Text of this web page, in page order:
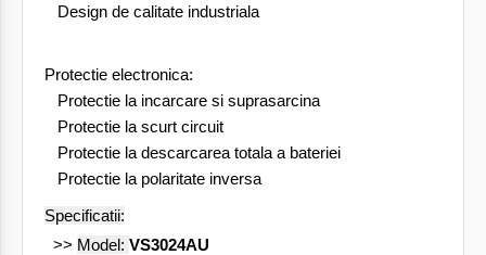
Design de calitate industriala
Protectie electronica:
Protectie la incarcare si suprasarcina
Protectie la scurt circuit
Protectie la descarcarea totala a bateriei
Protectie la polaritate inversa
Specificatii:
>> Model: VS3024AU